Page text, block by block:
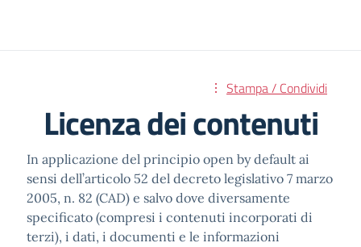
Stampa / Condividi
Licenza dei contenuti
In applicazione del principio open by default ai
sensi dell’articolo 52 del decreto legislativo 7 marzo
2005, n. 82 (CAD) e salvo dove diversamente
specificato (compresi i contenuti incorporati di
terzi), i dati, i documenti e le informazioni